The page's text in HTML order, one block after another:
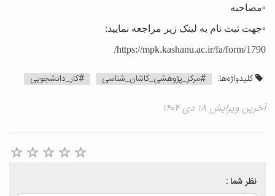
▫️مصاحبه
▫️جهت ثبت نام به لینک زیر مراجعه نمایید:
https://mpk.kashanu.ac.ir/fa/form/1790/
کلیدواژه‌ها: #مرکز_پژوهشی_کاشان_شناسی #کار_دانشجویی
آخرین ویرایش ۱۸ دی ۱۴۰۴
نظر شما :